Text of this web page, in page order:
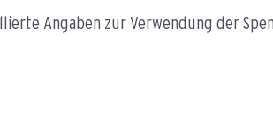
Angaben zur Verwendung der